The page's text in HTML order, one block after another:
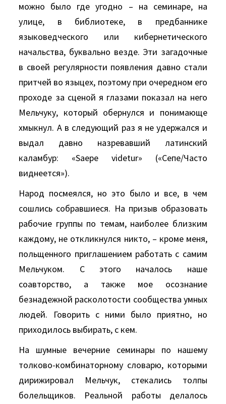
можно было где угодно – на семинаре, на
улице, в библиотеке, в предбаннике
языковедческого или кибернетического
начальства, буквально везде. Эти загадочные
в своей регулярности появления давно стали
притчей во языцех, поэтому при очередном его
проходе за сценой я глазами показал на него
Мельчуку, который обернулся и понимающе
хмыкнул. А в следующий раз я не удержался и
выдал давно назревавший латинский
каламбур: «Saepe videtur» («Сепе/Часто
виднеется»).
Народ посмеялся, но это было и все, в чем
сошлись собравшиеся. На призыв образовать
рабочие группы по темам, наиболее близким
каждому, не откликнулся никто, – кроме меня,
польщенного приглашением работать с самим
Мельчуком. С этого началось наше
соавторство, а также мое осознание
безнадежной расколотости сообщества умных
людей. Говорить с ними было приятно, но
приходилось выбирать, с кем.
На шумные вечерние семинары по нашему
толково-комбинаторному словарю, которыми
дирижировал Мельчук, стекались толпы
болельщиков. Реальной работы делалось